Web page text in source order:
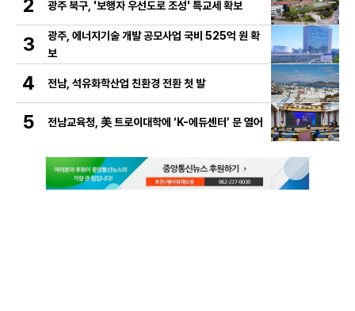
2 광주 북구, '보행자 우선도로 조성' 특교세 확보
3
광주, 에너지기술 개발 공모사업 국비 525억 원 확
보
4 전남, 석유화학산업 친환경 전환 첫 발
5 전남교육청, 美 트로이대학에 ‘K-에듀센터’ 문 열어